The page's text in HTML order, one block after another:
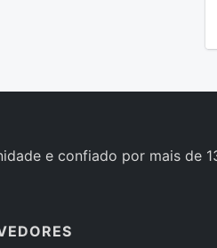
e confiado por mais de